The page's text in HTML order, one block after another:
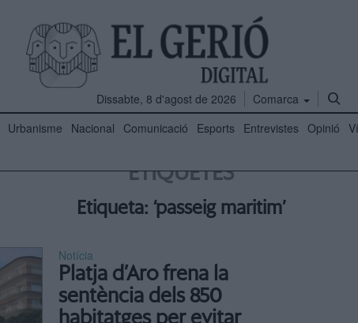
Dissabte, 8 d'agost de 2026
Comarca
Urbanisme Nacional Comunicació Esports Entrevistes Opinió
ETIQUETES
Etiqueta: ‘passeig maritim’
Notícia
Platja d’Aro frena la
sentència dels 850
habitatges per evitar